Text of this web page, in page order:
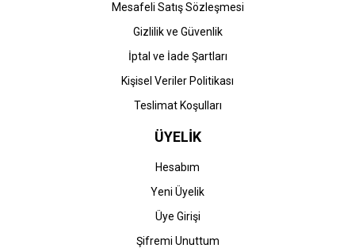
Mesafeli Satış Sözleşmesi
Gizlilik ve Güvenlik
İptal ve İade Şartları
Kişisel Veriler Politikası
Teslimat Koşulları
ÜYELİK
Hesabım
Yeni Üyelik
Üye Girişi
Şifremi Unuttum